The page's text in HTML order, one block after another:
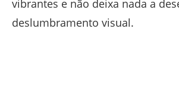
vibrantes e não deixa nada a
deslumbramento visual.